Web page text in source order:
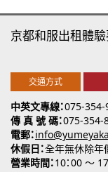
中英文專線 075-354-
傳 真 號 碼 075-354-
電郵
休假日 全年無休除年
營業時間 10：00 ～
京都和服出租體
交通方式